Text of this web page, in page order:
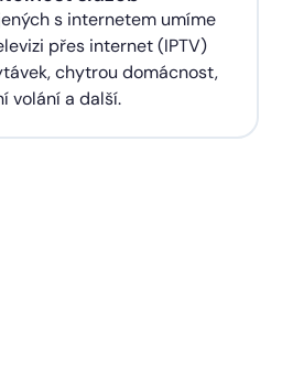
s internetem umíme
přes internet (IPTV)
chytrou domácnost,
volání a další.